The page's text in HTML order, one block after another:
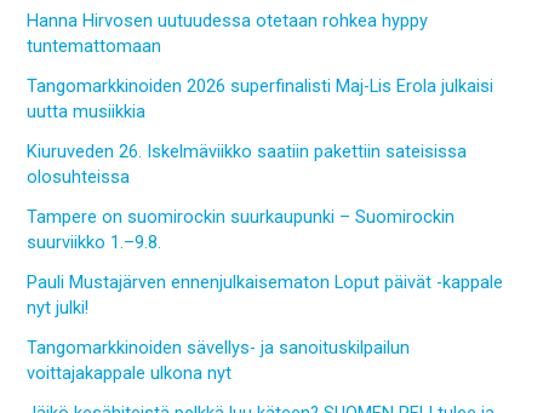
Hanna Hirvosen uutuudessa otetaan rohkea hyppy
tuntemattomaan
Tangomarkkinoiden 2026 superfinalisti Maj-Lis Erola julkaisi
uutta musiikkia
Kiuruveden 26. Iskelmäviikko saatiin pakettiin sateisissa
olosuhteissa
Tampere on suomirockin suurkaupunki – Suomirockin
suurviikko 1.–9.8.
Pauli Mustajärven ennenjulkaisematon Loput päivät -kappale
nyt julki!
Tangomarkkinoiden sävellys- ja sanoituskilpailun
voittajakappale ulkona nyt